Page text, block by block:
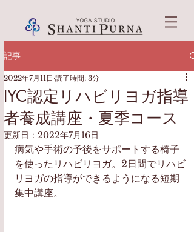
記事
IYC認定リハビリヨガ指導
者養成講座・夏季コース
2022年7月11日 読了時間: 3分
更新日： 2022年7月16日
病気や手術の予後をサポートする椅子
を使ったリハビリヨガ。2日間でリハビ
リヨガの指導ができるようになる短期
集中講座。